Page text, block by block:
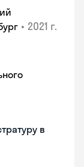
• 2021 г.
в